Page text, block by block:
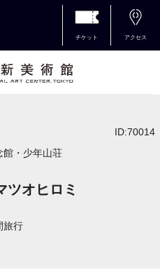
チケット アクセス
ID:70014
館・少年山荘
ツオヒロミ
旅行